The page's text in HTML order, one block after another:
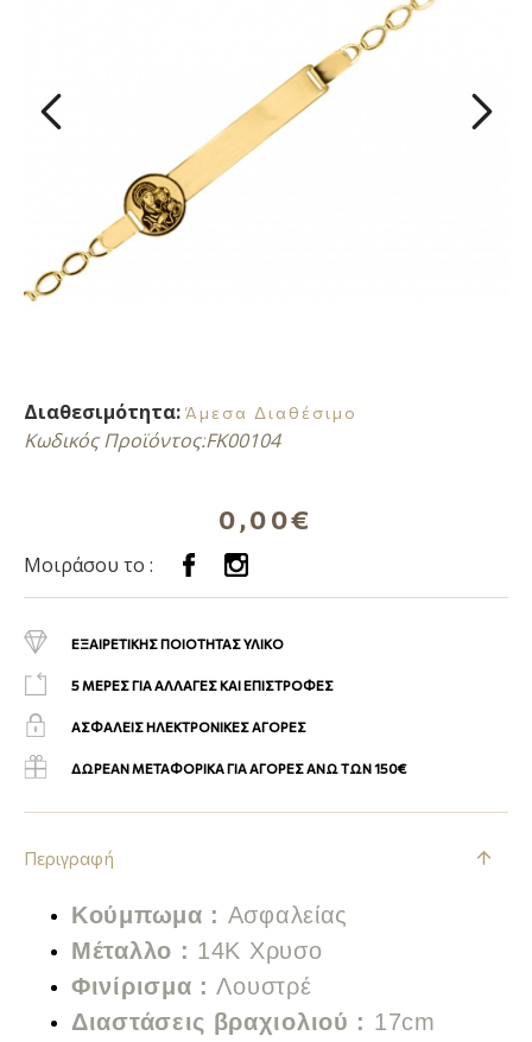
Διαθεσιμότητα: Άμεσα Διαθέσιμο
Κωδικός Προϊόντος:FK00104
0,00€
Μοιράσου το :
ΕΞΑΙΡΕΤΙΚΗΣ ΠΟΙΟΤΗΤΑΣ ΥΛΙΚΟ
5 ΜΕΡΕΣ ΓΙΑ ΑΛΛΑΓΕΣ ΚΑΙ ΕΠΙΣΤΡΟΦΕΣ
ΑΣΦΑΛΕΙΣ ΗΛΕΚΤΡΟΝΙΚΕΣ ΑΓΟΡΕΣ
ΔΩΡΕΑΝ ΜΕΤΑΦΟΡΙΚΑ ΓΙΑ ΑΓΟΡΕΣ ΑΝΩ ΤΩΝ 150€
Περιγραφή
Κούμπωμα : Ασφαλείας
Μέταλλο : 14K Χρυσο
Φινίρισμα : Λουστρέ
Διαστάσεις βραχιολιού : 17cm